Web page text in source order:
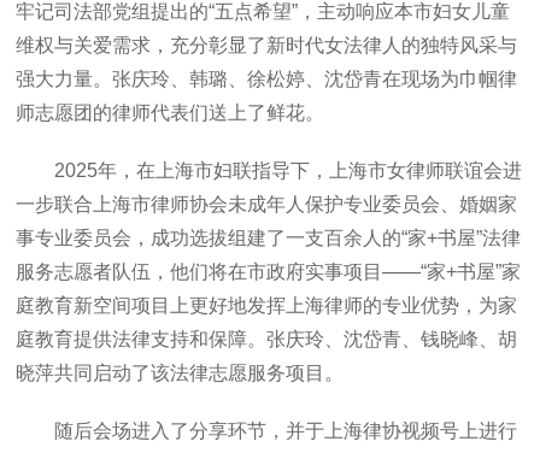
牢记司法部党组提出的“五点希望”，主动响应本市妇女儿童
维权与关爱需求，充分彰显了新时代女法律人的独特风采与
强大力量。张庆玲、韩璐、徐松婷、沈岱青在现场为巾帼律
师志愿团的律师代表们送上了鲜花。
2025年，在上海市妇联指导下，上海市女律师联谊会进
一步联合上海市律师协会未成年人保护专业委员会、婚姻家
事专业委员会，成功选拔组建了一支百余人的“家+书屋”法律
服务志愿者队伍，他们将在市政府实事项目——“家+书屋”家
庭教育新空间项目上更好地发挥上海律师的专业优势，为家
庭教育提供法律支持和保障。张庆玲、沈岱青、钱晓峰、胡
晓萍共同启动了该法律志愿服务项目。
随后会场进入了分享环节，并于上海律协视频号上进行